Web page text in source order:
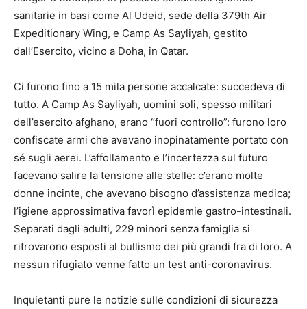
sanitarie in basi come Al Udeid, sede della 379th Air
Expeditionary Wing, e Camp As Sayliyah, gestito
dall’Esercito, vicino a Doha, in Qatar.
Ci furono fino a 15 mila persone accalcate: succedeva di
tutto. A Camp As Sayliyah, uomini soli, spesso militari
dell’esercito afghano, erano “fuori controllo”: furono loro
confiscate armi che avevano inopinatamente portato con
sé sugli aerei. L’affollamento e l’incertezza sul futuro
facevano salire la tensione alle stelle: c’erano molte
donne incinte, che avevano bisogno d’assistenza medica;
l’igiene approssimativa favorì epidemie gastro-intestinali.
Separati dagli adulti, 229 minori senza famiglia si
ritrovarono esposti al bullismo dei più grandi fra di loro. A
nessun rifugiato venne fatto un test anti-coronavirus.
Inquietanti pure le notizie sulle condizioni di sicurezza